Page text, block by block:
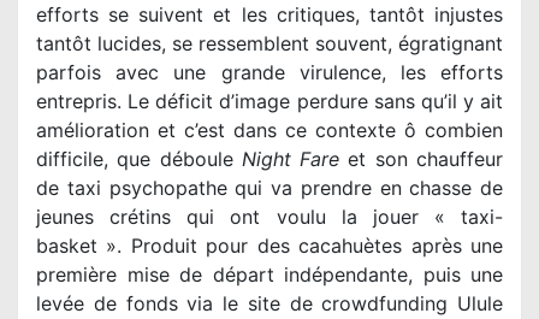
efforts se suivent et les critiques, tantôt injustes
tantôt lucides, se ressemblent souvent, égratignant
parfois avec une grande virulence, les efforts
entrepris. Le déficit d’image perdure sans qu’il y ait
amélioration et c’est dans ce contexte ô combien
difficile, que déboule Night Fare et son chauffeur
de taxi psychopathe qui va prendre en chasse de
jeunes crétins qui ont voulu la jouer « taxi-
basket ». Produit pour des cacahuètes après une
première mise de départ indépendante, puis une
levée de fonds via le site de crowdfunding Ulule